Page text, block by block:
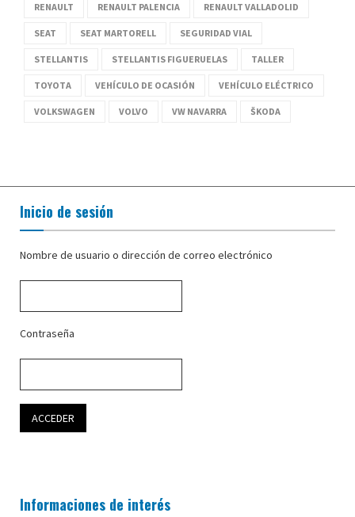
RENAULT RENAULT PALENCIA RENAULT VALLADOLID
SEAT SEAT MARTORELL SEGURIDAD VIAL
STELLANTIS STELLANTIS FIGUERUELAS TALLER
TOYOTA VEHÍCULO DE OCASIÓN VEHÍCULO ELÉCTRICO
VOLKSWAGEN VOLVO VW NAVARRA ŠKODA
Inicio de sesión
Nombre de usuario o dirección de correo electrónico
Contraseña
Informaciones de interés